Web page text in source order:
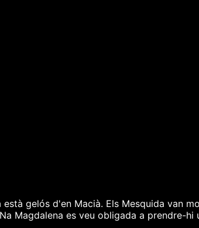
gelós d'en Macià. Els Mesquida van
Magdalena es veu obligada a prendre-hi